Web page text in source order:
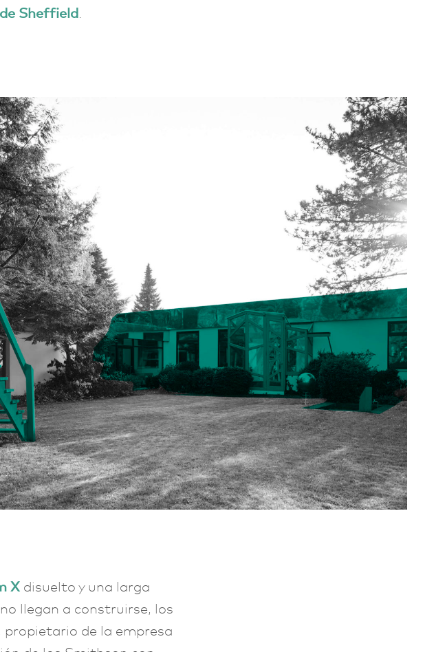
Sheffield.
Xdisuelto y una larga
llegan a construirse, los
propietario de la empresa